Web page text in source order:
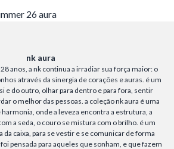
nk aura
anos, a nk continua a irradiar sua força maior: o
através da sinergia de corações e auras. é um
e do outro, olhar para dentro e para fora, sentir
o melhor das pessoas. a coleção nk aura é uma
onde a leveza encontra a estrutura, a
a seda, o couro se mistura com o brilho. é um
da caixa, para se vestir e se comunicar de forma
pensada para aqueles que sonham, e que fazem